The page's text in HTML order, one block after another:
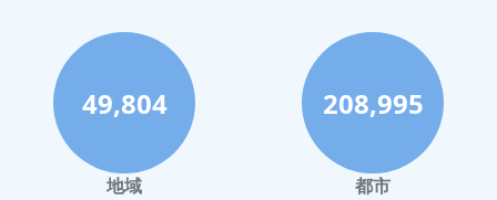
御殿場市でのホテル
日光市でのホテル
帯広市でのホテル
別府市でのホテル
49,804
地域
208,995
都市